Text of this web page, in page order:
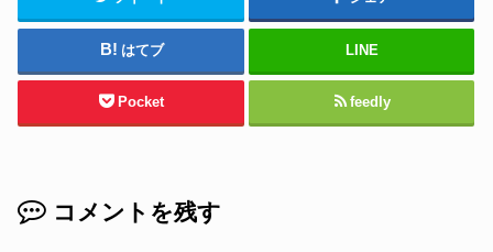
はてブ LINE
Pocket feedly
コメントを残す